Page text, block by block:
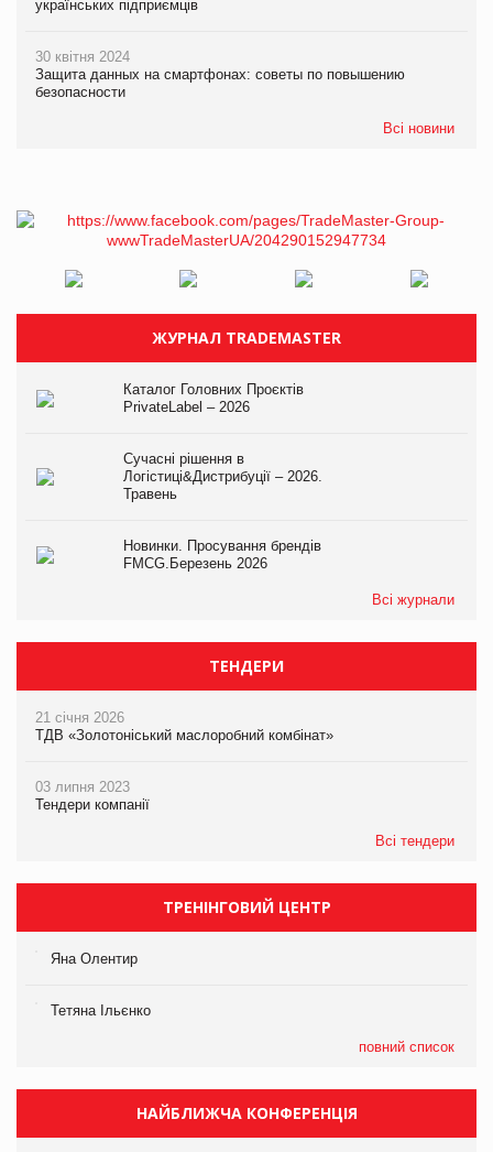
українських підприємців
30 квітня 2024
Защита данных на смартфонах: советы по повышению
безопасности
Всі новини
ЖУРНАЛ TRADEMASTER
Каталог Головних Проєктів
PrivateLabel – 2026
Сучасні рішення в
Логістиці&Дистрибуції – 2026.
Травень
Новинки. Просування брендів
FMCG.Березень 2026
Всі журнали
ТЕНДЕРИ
21 січня 2026
ТДВ «Золотоніський маслоробний комбінат»
03 липня 2023
Тендери компанії
Всі тендери
ТРЕНІНГОВИЙ ЦЕНТР
Яна Олентир
Тетяна Ільєнко
повний список
НАЙБЛИЖЧА КОНФЕРЕНЦІЯ